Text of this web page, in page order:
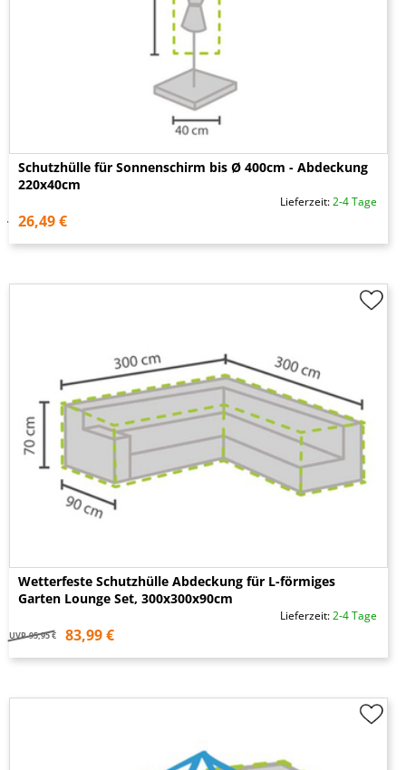
Schutzhülle für Sonnenschirm bis Ø 400cm - Abdeckung
220x40cm
Lieferzeit:2-4 Tage
26,49 €
Wetterfeste Schutzhülle Abdeckung für L-förmiges
Garten Lounge Set, 300x300x90cm
Lieferzeit:2-4 Tage
UVP 95,95 € 83,99 €